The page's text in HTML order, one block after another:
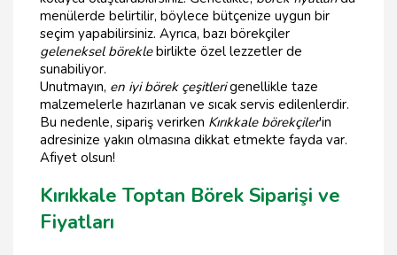
menülerde belirtilir, böylece bütçenize uygun bir
seçim yapabilirsiniz. Ayrıca, bazı börekçiler
geleneksel böreklebirlikte özel lezzetler de
sunabiliyor.
Unutmayın, en iyi börek çeşitlerigenellikle taze
malzemelerle hazırlanan ve sıcak servis edilenlerdir.
Bu nedenle, sipariş verirken Kırıkkale börekçiler'in
adresinize yakın olmasına dikkat etmekte fayda var.
Afiyet olsun!
Kırıkkale Toptan Börek Siparişi ve
Fiyatları